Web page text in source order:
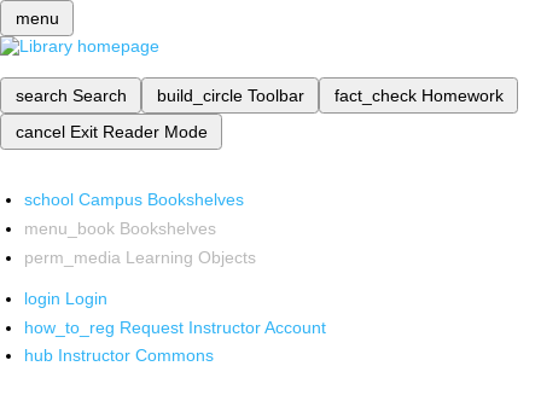
menu
search Search build_circle Toolbar fact_check Homework
cancel Exit Reader Mode
school Campus Bookshelves
menu_book Bookshelves
perm_media Learning Objects
login Login
how_to_reg Request Instructor Account
hub Instructor Commons